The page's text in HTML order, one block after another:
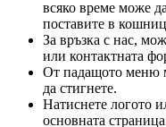
всяко време може
поставите в
За връзка с нас,
или контактната
От падащото меню
да стигнете.
Натиснете логото
основната